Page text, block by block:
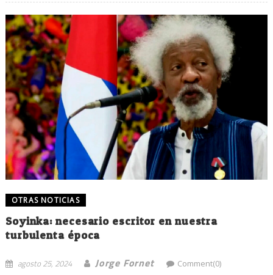
OTRAS NOTICIAS
Soyinka: necesario escritor en nuestra
turbulenta época
agosto 25, 2024 Jorge Fornet Comment(0)